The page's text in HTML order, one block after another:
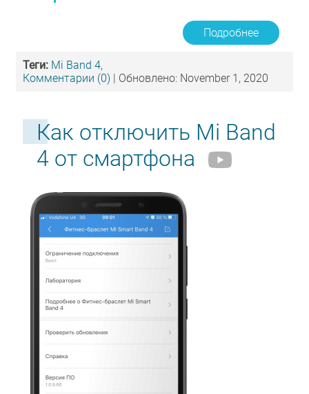
Подробнее
Теги: Mi Band 4,
Комментарии (0) | Обновлено: November 1, 2020
Как отключить Mi Band
4 от смартфона